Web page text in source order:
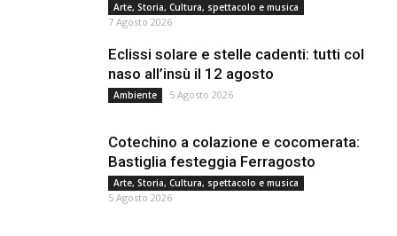
Arte, Storia, Cultura, spettacolo e musica
7 Agosto 2026
Eclissi solare e stelle cadenti: tutti col
naso all’insù il 12 agosto
Ambiente 5 Agosto 2026
Cotechino a colazione e cocomerata:
Bastiglia festeggia Ferragosto
Arte, Storia, Cultura, spettacolo e musica
5 Agosto 2026